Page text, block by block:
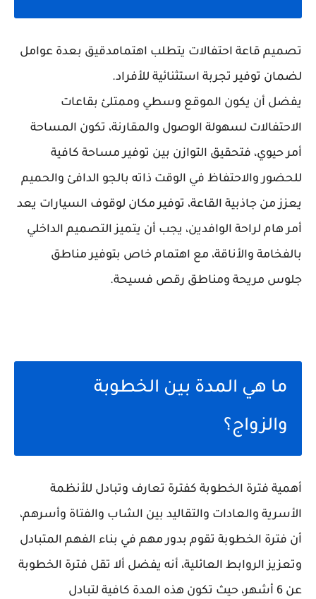
تصميم قاعة احتفالات يتطلب اهتمامدقيق بعدة عوامل
لضمان توفير تجربة استثنائية للأفراد.
يفضل أن يكون الموقع وسطي وممتلئ بقاعات
الاحتفالات لسهولة الوصول والمقارنة، تكون المساحة
أمر حيوي، فتحقيق التوازن بين توفير مساحة كافية
للحضور والاحتفاظ في الوقت ذاته بالجو الدافئ والحميم
يعزز من جاذبية القاعة، توفير مكان لوقوف السيارات يعد
أمر هام لراحة الوافدين، يجب أن يتميز التصميم الداخلي
بالفخامة والأناقة، مع اهتمام خاص بتوفير مناطق
جلوس مريحة ومناطق رقص فسيحة.
ما هي المدة بين الخطوبة
والزواج؟
أهمية فترة الخطوبة كفترة تعارف وتبادل للأنظمة
الأسرية والعادات والتقاليد بين الشاب والفتاة وأسرهم،
أن فترة الخطوبة تقوم بدور مهم في بناء الفهم المتبادل
وتعزيز الروابط العائلية، أنه يفضل ألا تقل فترة الخطوبة
عن 6 أشهر، حيث تكون هذه المدة كافية لتبادل